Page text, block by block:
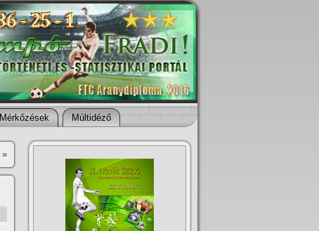
Mérkőzések Múltidéző
»